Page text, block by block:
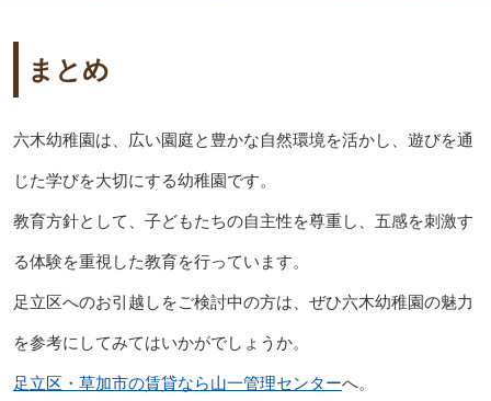
まとめ
六木幼稚園は、広い園庭と豊かな自然環境を活かし、遊びを通
じた学びを大切にする幼稚園です。
教育方針として、子どもたちの自主性を尊重し、五感を刺激す
る体験を重視した教育を行っています。
足立区へのお引越しをご検討中の方は、ぜひ六木幼稚園の魅力
を参考にしてみてはいかがでしょうか。
足立区・草加市の賃貸なら山一管理センターへ。